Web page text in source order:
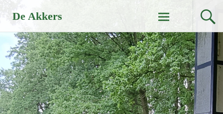
inhoud
springen
De Akkers